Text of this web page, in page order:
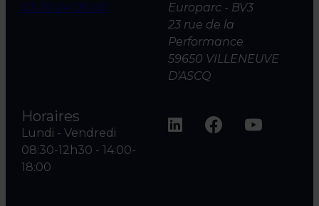
03 20 04 06 00
Europarc - BV3
23 rue de la
Performance
59650 VILLENEUVE
D'ASCQ
Horaires
Lundi - Vendredi
08:30-12h30 - 14:00-
18:00